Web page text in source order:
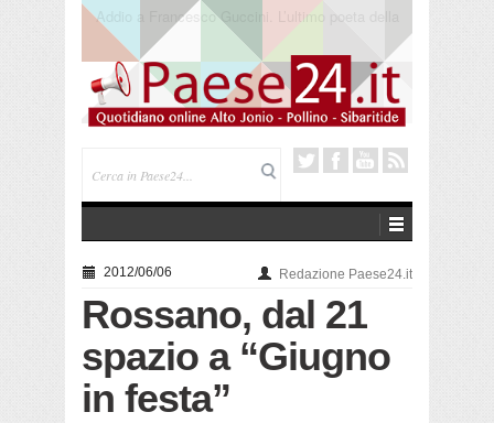
Saracena. Presentato “America”, il romanzo di Luigi
Pandolfi che racconta l’emigrazione
2012/06/06 Redazione Paese24.it
Rossano, dal 21
spazio a “Giugno
in festa”